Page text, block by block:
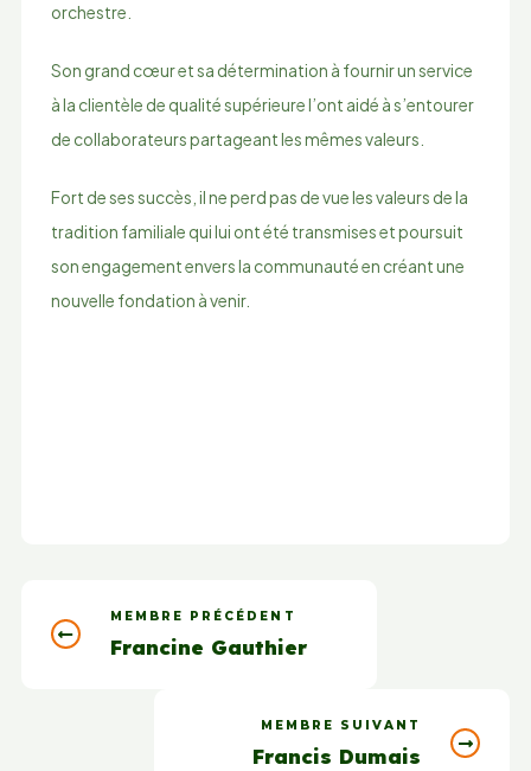
orchestre.
Son grand cœur et sa détermination à fournir un service
à la clientèle de qualité supérieure l’ont aidé à s’entourer
de collaborateurs partageant les mêmes valeurs.
Fort de ses succès, il ne perd pas de vue les valeurs de la
tradition familiale qui lui ont été transmises et poursuit
son engagement envers la communauté en créant une
nouvelle fondation à venir.
MEMBRE PRÉCÉDENT
Francine Gauthier
MEMBRE SUIVANT
Francis Dumais